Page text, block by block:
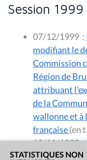
Session
07/12/1999 :
modifiant le
Commission
Région de
attribuant
de la
wallonne et à
française
19/11/1999:
le décret III
STATISTIQUES NON